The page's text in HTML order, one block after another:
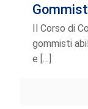
Il Corso di
gommisti
e […]